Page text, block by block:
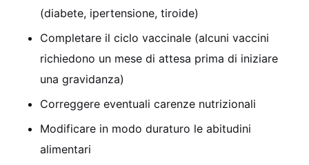
(diabete, ipertensione, tiroide)
Completare il ciclo vaccinale (alcuni vaccini
richiedono un mese di attesa prima di iniziare
una gravidanza)
Correggere eventuali carenze nutrizionali
Modificare in modo duraturo le abitudini
alimentari